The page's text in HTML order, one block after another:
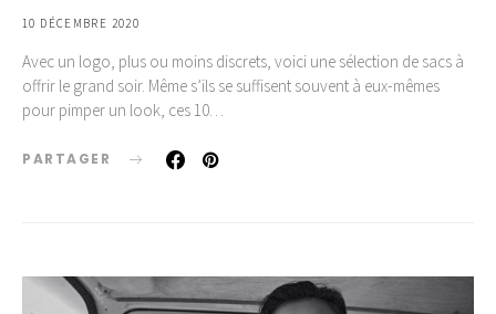
10 DÉCEMBRE 2020
Avec un logo, plus ou moins discrets, voici une sélection de sacs à
offrir le grand soir. Même s’ils se suffisent souvent à eux-mêmes
pour pimper un look, ces 10…
PARTAGER